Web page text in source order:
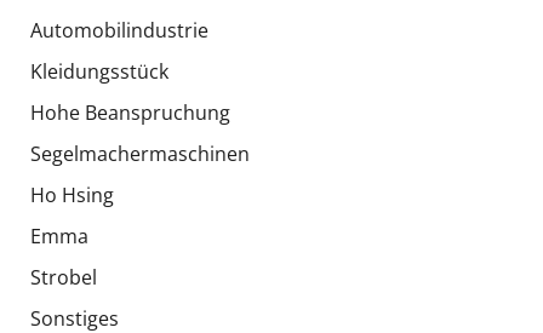
Automobilindustrie
Kleidungsstück
Hohe Beanspruchung
Segelmachermaschinen
Ho Hsing
Emma
Strobel
Sonstiges